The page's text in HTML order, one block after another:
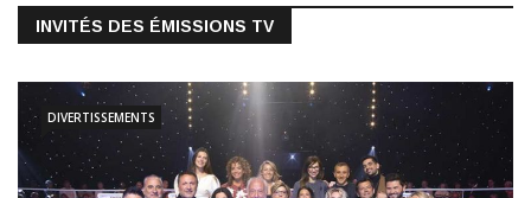
INVITÉS DES ÉMISSIONS TV
DIVERTISSEMENTS